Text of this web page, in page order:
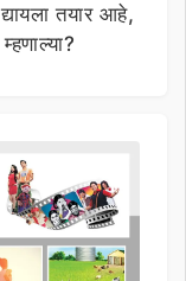
तयार आहे,